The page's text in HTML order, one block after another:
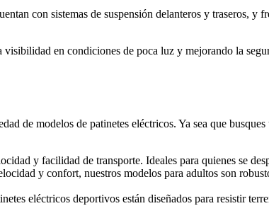
con sistemas de suspensión delanteros y traseros, y
en condiciones de poca luz y mejorando la
de modelos de patinetes eléctricos. Ya sea que
y facilidad de transporte. Ideales para quienes se
y confort, nuestros modelos para adultos son
eléctricos deportivos están diseñados para resistir